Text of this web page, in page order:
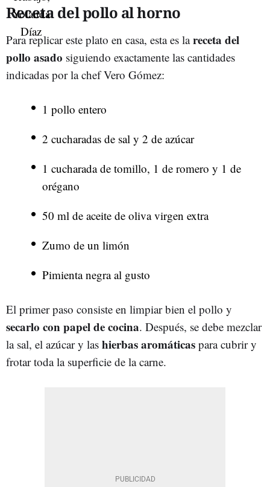
Receta del pollo al horno
Para replicar este plato en casa, esta es lareceta del
pollo asado siguiendo exactamente las cantidades
indicadas por la chef Vero Gómez:
1 pollo entero
2 cucharadas de sal y 2 de azúcar
1 cucharada de tomillo, 1 de romero y 1 de
orégano
50 ml de aceite de oliva virgen extra
Zumo de un limón
Pimienta negra al gusto
El primer paso consiste en limpiar bien el pollo y
secarlo con papel de cocina. Después, se debe mezclar
la sal, el azúcar y las hierbas aromáticas para cubrir y
frotar toda la superficie de la carne.